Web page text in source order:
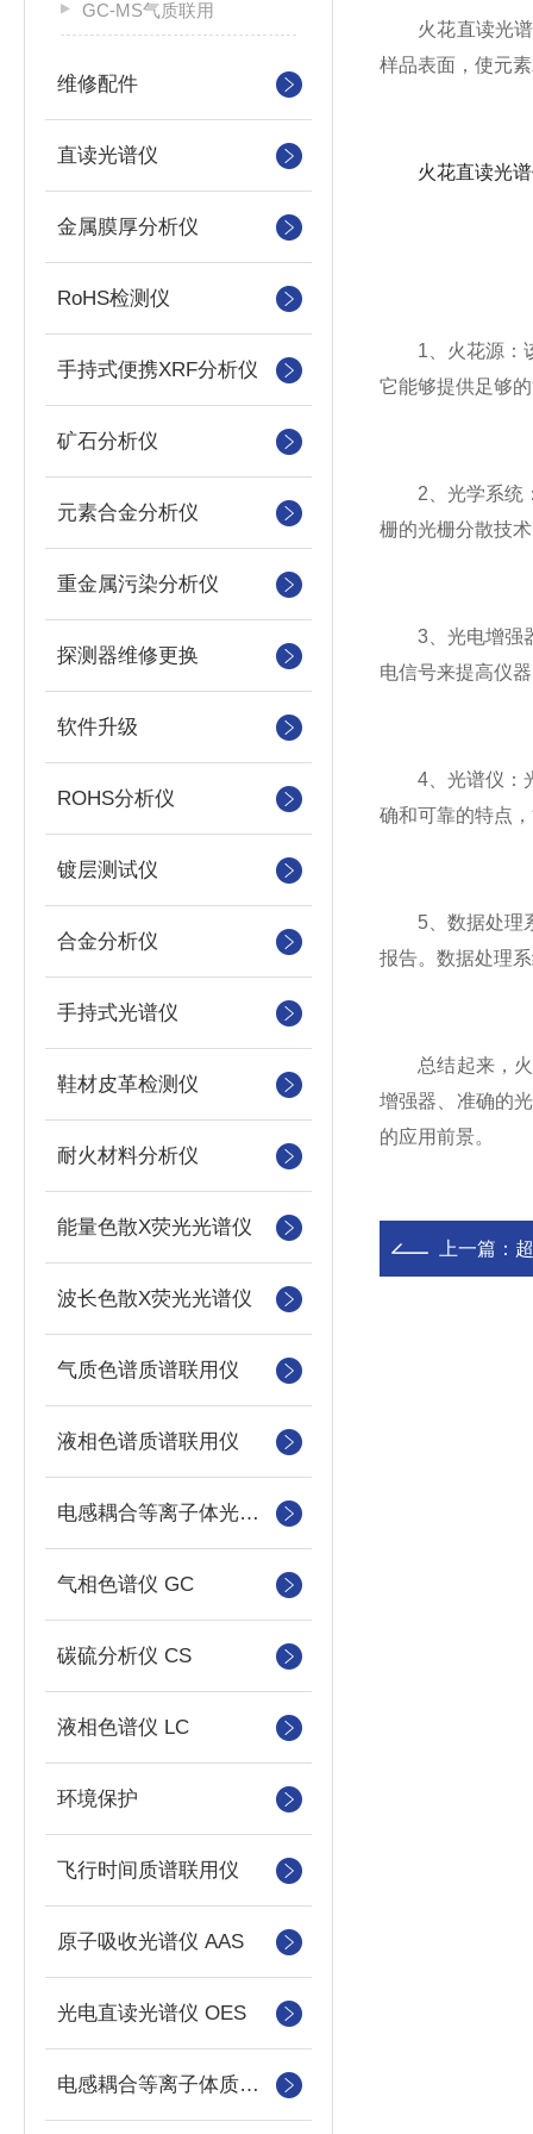
GC-MS气质联用
维修配件
直读光谱仪
金属膜厚分析仪
RoHS检测仪
手持式便携XRF分析仪
矿石分析仪
元素合金分析仪
重金属污染分析仪
探测器维修更换
软件升级
ROHS分析仪
镀层测试仪
合金分析仪
手持式光谱仪
鞋材皮革检测仪
耐火材料分析仪
能量色散X荧光光谱仪
波长色散X荧光光谱仪
气质色谱质谱联用仪
液相色谱质谱联用仪
电感耦合等离子体光谱仪
气相色谱仪 GC
碳硫分析仪 CS
液相色谱仪 LC
环境保护
飞行时间质谱联用仪
原子吸收光谱仪 AAS
光电直读光谱仪 OES
电感耦合等离子体质谱仪
火花直读光谱
样品表面，使元
火花直读光
1、火花源：该
它能够提供足够
2、光学系统：
栅的光栅分散技
3、光电增强器
电信号来提高仪
4、光谱仪：光
确和可靠的特点
5、数据处理系
报告。数据处理
总结起来，火
增强器、准确的
的应用前景。
上一篇：